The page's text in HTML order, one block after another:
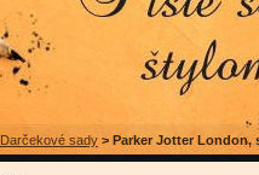
Darčekové sady > Parker Jotter London,